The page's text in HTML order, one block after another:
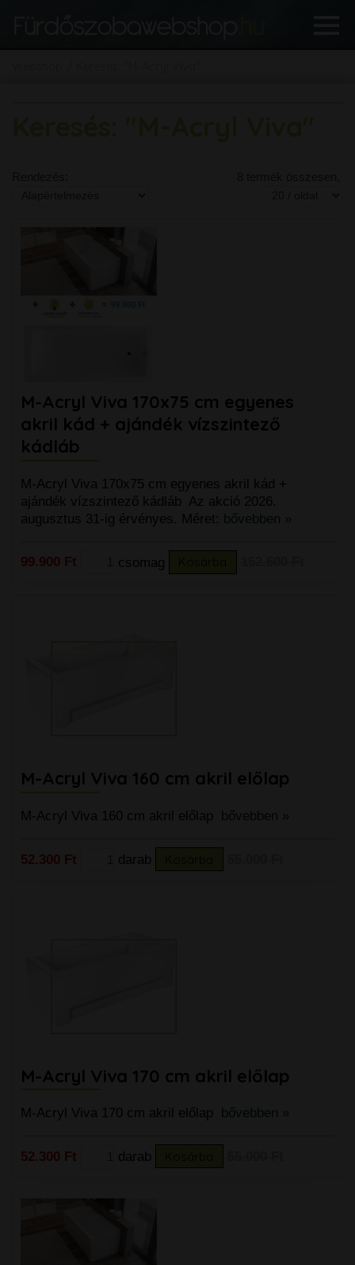
M-Acryl Viva 170x75 cm egyenes
akril kád + ajándék vízszintező
kádláb
M-Acryl Viva 170x75 cm egyenes akril kád +
ajándék vízszintező kádláb Az akció 2026.
augusztus 31-ig érvényes. Méret: bővebben »
99.900 Ft csomag
M-Acryl Viva 160 cm akril előlap
M-Acryl Viva 160 cm akril előlap bővebben »
52.300 Ft darab
M-Acryl Viva 170 cm akril előlap
M-Acryl Viva 170 cm akril előlap bővebben »
52.300 Ft darab